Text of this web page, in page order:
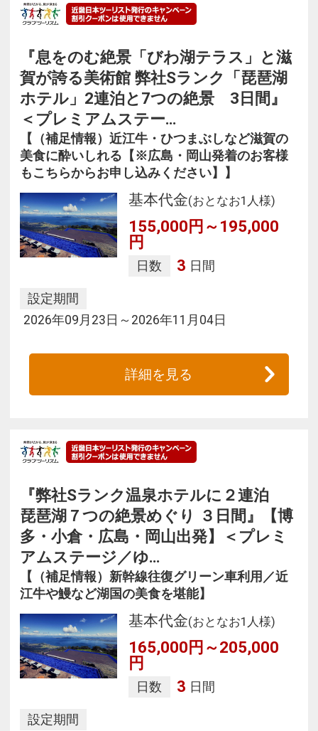
『息をのむ絶景「びわ湖テラス」と滋
賀が誇る美術館 弊社Sランク「琵琶湖
ホテル」2連泊と7つの絶景 3日間』
＜プレミアムステー…
【（補足情報）近江牛・ひつまぶしなど滋賀の
美食に酔いしれる【※広島・岡山発着のお客様
もこちらからお申し込みください】】
基本代金(おとなお1人様)
155,000円～195,000
円
日数 3 日間
設定期間
2026年09月23日～2026年11月04日
詳細を見る
『弊社Sランク温泉ホテルに２連泊
琵琶湖７つの絶景めぐり ３日間』【博
多・小倉・広島・岡山出発】＜プレミ
アムステージ／ゆ…
【（補足情報）新幹線往復グリーン車利用／近
江牛や鰻など湖国の美食を堪能】
基本代金(おとなお1人様)
165,000円～205,000
円
日数 3 日間
設定期間